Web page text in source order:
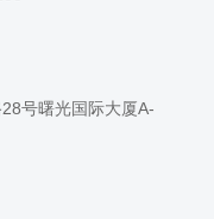
号曙光国际大厦A-